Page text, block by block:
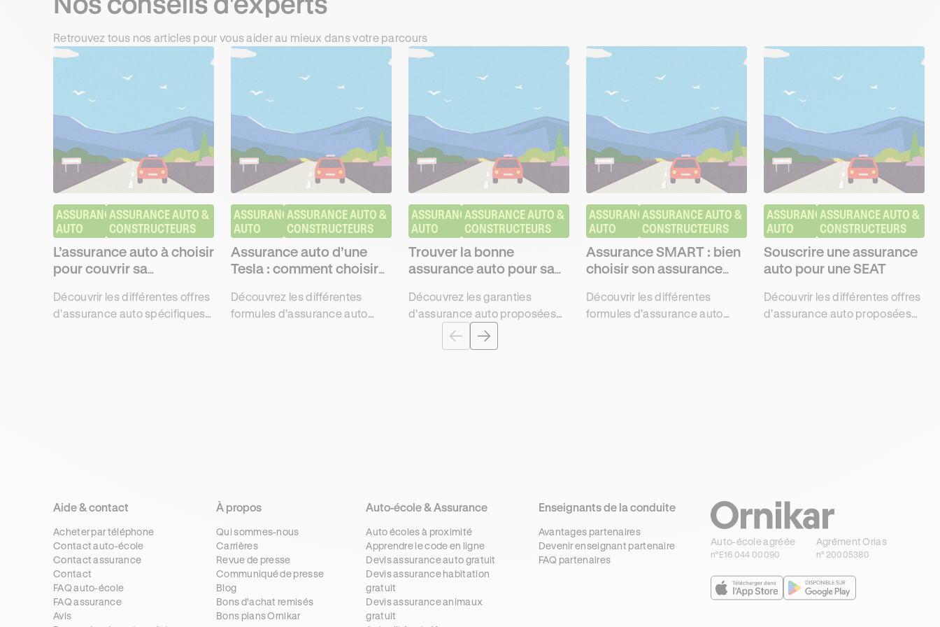
Retrouvez tous nos articles pour vous aider au mieux dans votre parcours
ASSURANCE
AUTO
ASSURANCE AUTO &
CONSTRUCTEURS
L’assurance auto à choisir
pour couvrir sa
Découvrir les différentes offres
d'assurance auto spécifiques
ASSURANCE
AUTO
ASSURANCE AUTO &
CONSTRUCTEURS
Assurance auto d’une
Tesla : comment choisir
Découvrez les différentes
formules d'assurance auto
ASSURANCE
AUTO
ASSURANCE AUTO &
CONSTRUCTEURS
Trouver la bonne
assurance auto pour sa
Découvrez les garanties
d'assurance auto proposées
par Ornikar Assurance dans le
cadre de la souscription d'une
ASSURANCE
AUTO
ASSURANCE AUTO &
CONSTRUCTEURS
Assurance SMART : bien
choisir son assurance
Découvrir les différentes
formules d'assurance auto
ASSURANCE
AUTO
ASSURANCE AUTO &
CONSTRUCTEURS
Souscrire une assurance
auto pour une SEAT
Découvrir les différentes offres
d'assurance auto proposées
Aide & contact
Acheter par téléphone
Contact auto-école
Contact assurance
Contact
FAQ auto-école
FAQ assurance
Avis
À propos
Qui sommes-nous
Carrières
Revue de presse
Communiqué de presse
Blog
Bons d'achat remisés
Bons plans Ornikar
Auto-école & Assurance
Auto écoles à proximité
Apprendre le code en ligne
Devis assurance auto gratuit
Devis assurance habitation
gratuit
Devis assurance animaux
gratuit
Enseignants de la conduite
Avantages partenaires
Devenir enseignant partenaire
FAQ partenaires
Auto-école agréée
n°E16 044 00090
Agrément Orias
n° 20005380